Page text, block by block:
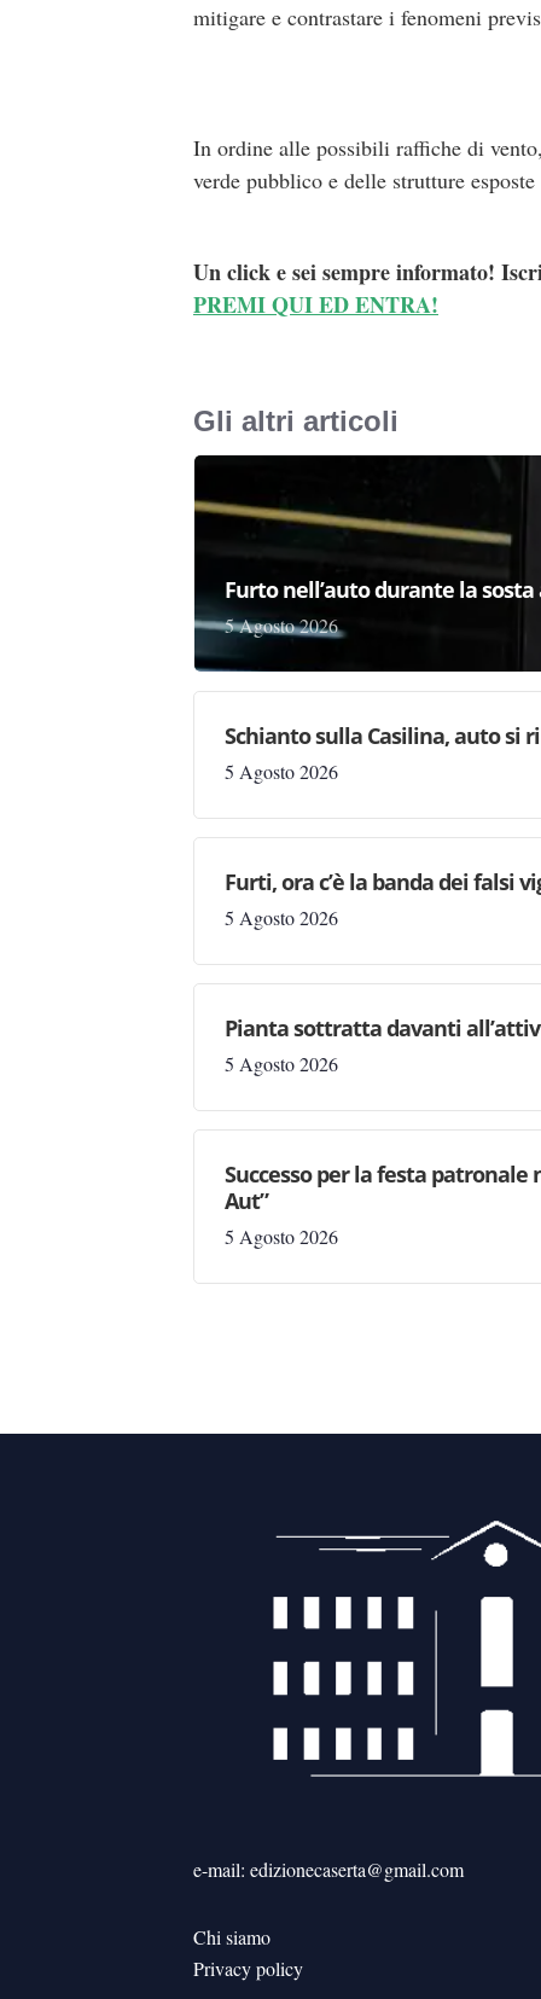
mitigare e contrastare i fenomeni
In ordine alle possibili raffiche di
verde pubblico e delle strutture
Un click e sei sempre informato!
PREMI QUI ED ENTRA!
Gli altri articoli
Furto nell’auto durante la
5 Agosto 2026
Schianto sulla Casilina, auto si
5 Agosto 2026
Furti, ora c’è la banda dei falsi
5 Agosto 2026
Pianta sottratta davanti
5 Agosto 2026
Successo per la festa
Aut”
5 Agosto 2026
e-mail: edizionecaserta@gmail.com
Chi siamo
Privacy policy